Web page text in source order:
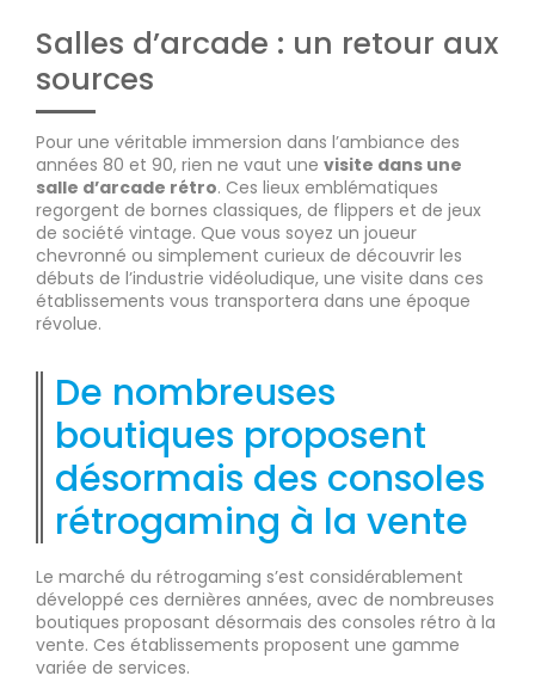
Salles d’arcade : un retour aux
sources
Pour une véritable immersion dans l’ambiance des
années 80 et 90, rien ne vaut une visite dans une
salle d’arcade rétro. Ces lieux emblématiques
regorgent de bornes classiques, de flippers et de jeux
de société vintage. Que vous soyez un joueur
chevronné ou simplement curieux de découvrir les
débuts de l’industrie vidéoludique, une visite dans ces
établissements vous transportera dans une époque
révolue.
De nombreuses
boutiques proposent
désormais des consoles
rétrogaming à la vente
Le marché du rétrogaming s’est considérablement
développé ces dernières années, avec de nombreuses
boutiques proposant désormais des consoles rétro à la
vente. Ces établissements proposent une gamme
variée de services.